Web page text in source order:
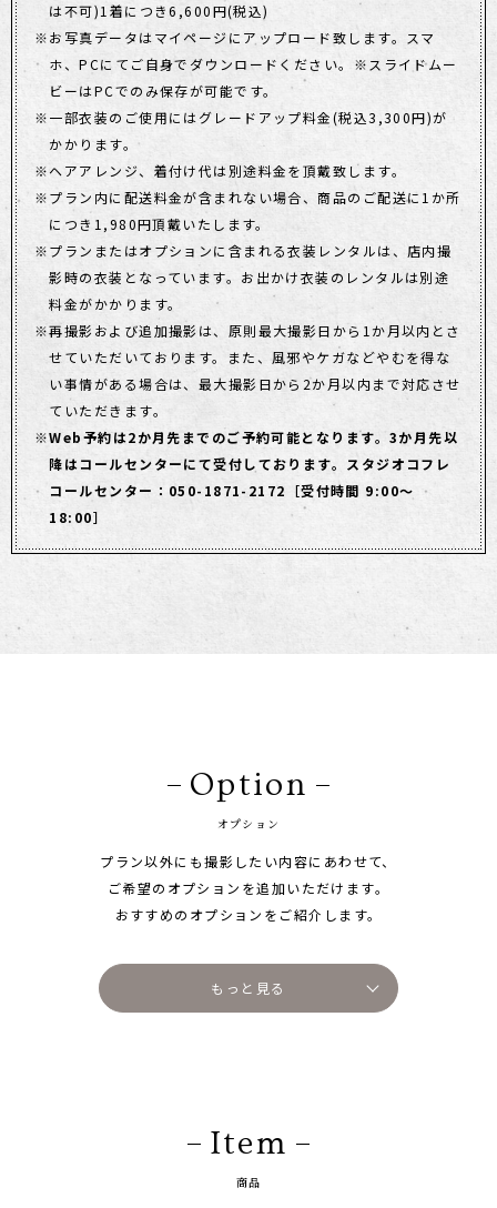
は不可)1着につき6,600円(税込)
お写真データはマイページにアップロード致します。スマ
ホ、PCにてご自身でダウンロードください。※スライドムー
ビーはPCでのみ保存が可能です。
一部衣装のご使用にはグレードアップ料金(税込3,300円)が
かかります。
ヘアアレンジ、着付け代は別途料金を頂戴致します。
プラン内に配送料金が含まれない場合、商品のご配送に1か所
につき1,980円頂戴いたします。
プランまたはオプションに含まれる衣装レンタルは、店内撮
影時の衣装となっています。お出かけ衣装のレンタルは別途
料金がかかります。
再撮影および追加撮影は、原則最大撮影日から1か月以内とさ
せていただいております。また、風邪やケガなどやむを得な
い事情がある場合は、最大撮影日から2か月以内まで対応させ
ていただきます。
Web予約は2か月先までのご予約可能となります。3か月先以
降はコールセンターにて受付しております。スタジオコフレ
コールセンター：050-1871-2172［受付時間 9:00～
18:00］
Option
オプション
プラン以外にも撮影したい内容にあわせて、
ご希望のオプションを追加いただけます。
おすすめのオプションをご紹介します。
もっと見る
Item
商品